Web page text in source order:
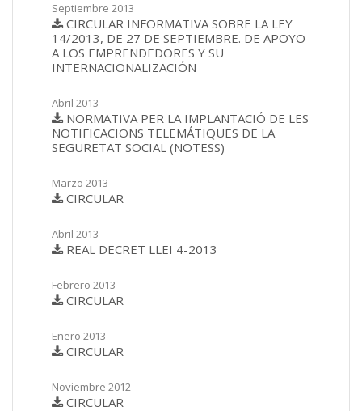
Septiembre 2013
CIRCULAR INFORMATIVA SOBRE LA LEY
14/2013, DE 27 DE SEPTIEMBRE. DE APOYO
A LOS EMPRENDEDORES Y SU
INTERNACIONALIZACIÓN
Abril 2013
NORMATIVA PER LA IMPLANTACIÓ DE LES
NOTIFICACIONS TELEMÁTIQUES DE LA
SEGURETAT SOCIAL (NOTESS)
Marzo 2013
CIRCULAR
Abril 2013
REAL DECRET LLEI 4-2013
Febrero 2013
CIRCULAR
Enero 2013
CIRCULAR
Noviembre 2012
CIRCULAR